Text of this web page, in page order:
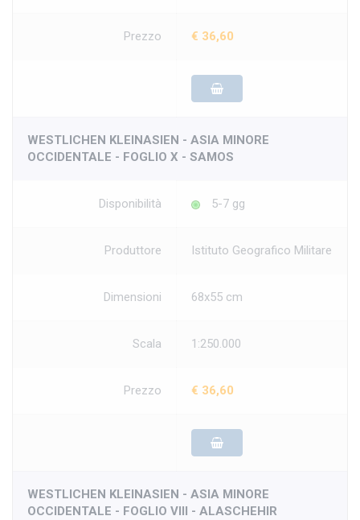
Prezzo € 36,60
WESTLICHEN KLEINASIEN - ASIA MINORE
OCCIDENTALE - FOGLIO X - SAMOS
Disponibilità 5-7 gg
Produttore Istituto Geografico Militare
Dimensioni 68x55 cm
Scala 1:250.000
Prezzo € 36,60
WESTLICHEN KLEINASIEN - ASIA MINORE
OCCIDENTALE - FOGLIO VIII - ALASCHEHIR